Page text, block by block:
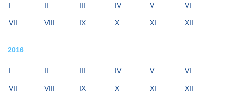
I II III IV V VI
VII VIII IX X XI XII
2016
I II III IV V VI
VII VIII IX X XI XII